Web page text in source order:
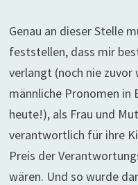
Genau an dieser Stelle
feststellen, dass mir
verlangt (noch nie zuvor
männliche Pronomen in
heute!), als Frau und
verantwortlich für ihre
Preis der
wären. Und so wurde